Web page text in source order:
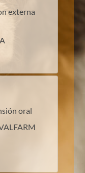
externa
oral